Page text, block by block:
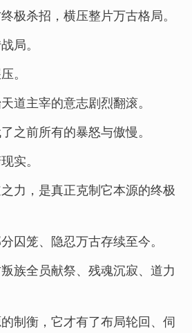
极杀招，横压整片万古格局。
局。
。
道主宰的意志剧烈翻滚。
之前所有的暴怒与傲慢。
实。
力，是真正克制它本源的终极
囚笼、隐忍万古存续至今。
族全员献祭、残魂沉寂、道力
制衡，它才有了布局轮回、伺